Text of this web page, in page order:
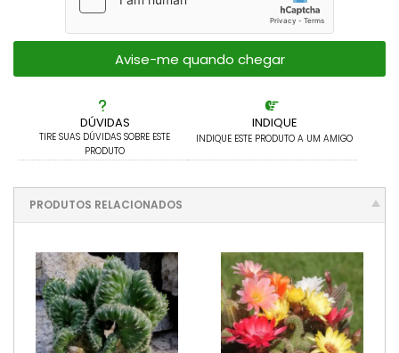
Sempervivuns
DÚVIDAS
TIRE SUAS DÚVIDAS SOBRE ESTE
PRODUTO
INDIQUE
INDIQUE ESTE PRODUTO A UM AMIGO
Avise-me quando chegar
PRODUTOS RELACIONADOS